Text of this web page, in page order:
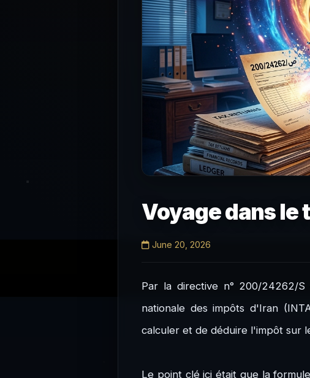
Voyage dans
June 20, 2026
Par la directive n° 200/24262/
nationale des impôts d'Iran
calculer et de déduire l'impôt sur
Le point clé ici était que la